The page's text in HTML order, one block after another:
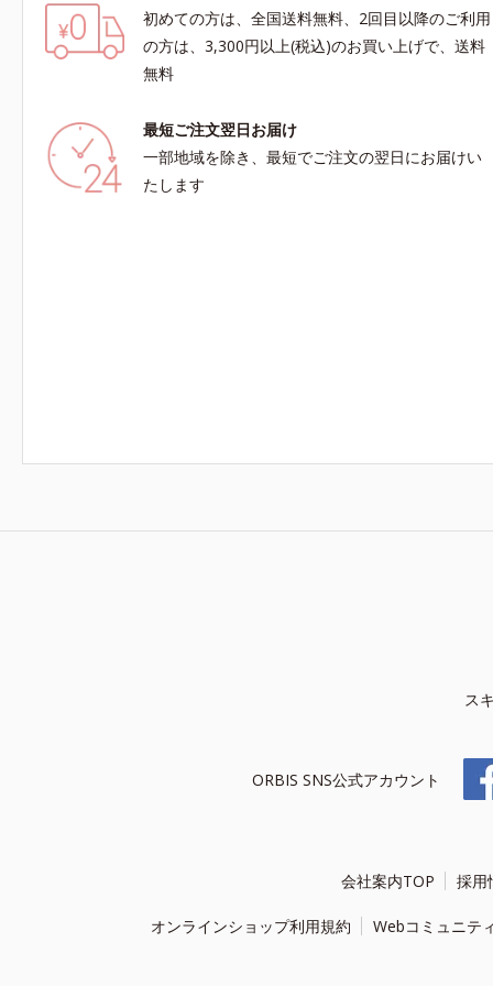
初めての方は、全国送料無料、2回目以降のご利用
の方は、3,300円以上(税込)のお買い上げで、送料
無料
最短ご注文翌日お届け
一部地域を除き、最短でご注文の翌日にお届けい
たします
ス
ORBIS SNS公式アカウント
会社案内TOP 採用
オンラインショップ利用規約 Webコミュニテ